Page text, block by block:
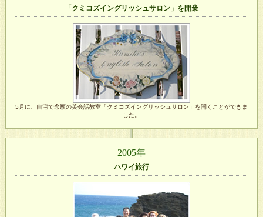
「クミコズイングリッシュサロン」を開業
5月に、自宅で念願の英会話教室「クミコズイングリッシュサロン」を開くことができま
した。
2005年
ハワイ旅行